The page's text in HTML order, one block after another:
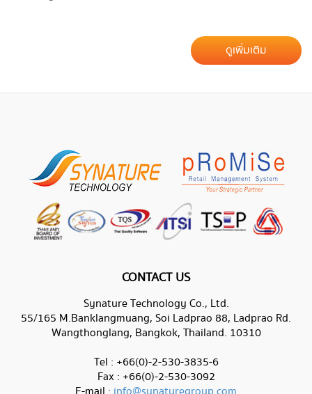
ดูเพิ่มเติม
CONTACT US
Synature Technology Co., Ltd.
55/165 M.Banklangmuang, Soi Ladprao 88, Ladprao Rd.
Wangthonglang, Bangkok, Thailand. 10310
Tel : +66(0)-2-530-3835-6
Fax : +66(0)-2-530-3092